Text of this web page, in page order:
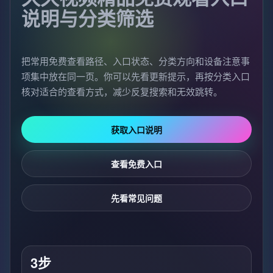
说明与分类筛选
把常用免费查看路径、入口状态、分类方向和设备注意事
项集中放在同一页。你可以先看更新提示，再按分类入口
核对适合的查看方式，减少反复搜索和无效跳转。
获取入口说明
查看免费入口
先看常见问题
3步